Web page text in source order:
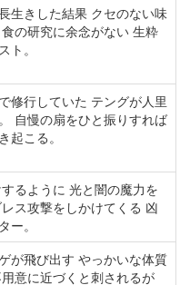
生きした結果 クセのない味
の研究に余念がない 生粋
ト。
修行していた テングが人里
自慢の扇をひと振りすれば
起こる。
るように 光と闇の魔力を
ス攻撃をしかけてくる 凶
ー。
が飛び出す やっかいな体質
意に近づくと刺されるが